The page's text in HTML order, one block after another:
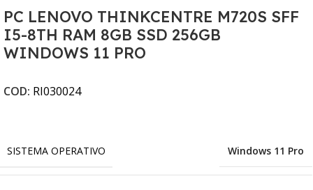
PC LENOVO THINKCENTRE M720S SFF
I5-8TH RAM 8GB SSD 256GB
WINDOWS 11 PRO
COD: RI030024
SISTEMA OPERATIVO Windows 11 Pro